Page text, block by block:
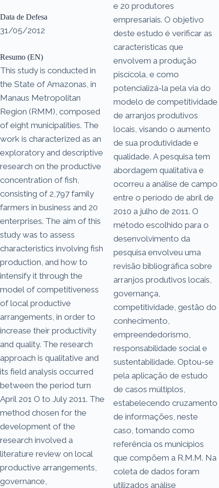
Data de Defesa
31/05/2012
Resumo (EN)
This study is conducted in
the State of Amazonas, in
Manaus Metropolitan
Region (RMM), composed
of eight municipalities. The
work is characterized as an
exploratory and descriptive
research on the productive
concentration of fish,
consisting of 2,797 family
farmers in business and 20
enterprises. The aim of this
study was to assess
characteristics involving fish
production, and how to
intensify it through the
model of competitiveness
of local productive
arrangements, in order to
increase their productivity
and quality. The research
approach is qualitative and
its field analysis occurred
between the period turn
April 201 O to July 2011. The
method chosen for the
development of the
research involved a
literature review on local
productive arrangements,
governance,
e 20 produtores
empresariais. O objetivo
deste estudo é verificar as
características que
envolvem a produção
piscícola, e como
potencializá-la pela via do
modelo de competitividade
de arranjos produtivos
locais, visando o aumento
de sua produtividade e
qualidade. A pesquisa tem
abordagem qualitativa e
ocorreu a análise de campo
entre o período de abril de
2010 a julho de 2011. O
método escolhido para o
desenvolvimento da
pesquisa envolveu uma
revisão bibliográfica sobre
arranjos produtivos locais,
governança,
competitividade, gestão do
conhecimento,
empreendedorismo,
responsabilidade social e
sustentabilidade. Optou-se
pela aplicação de estudo
de casos múltiplos,
estabelecendo cruzamento
de informações, neste
caso, tomando como
referência os municípios
que compõem a R.M.M. Na
coleta de dados foram
utilizados análise